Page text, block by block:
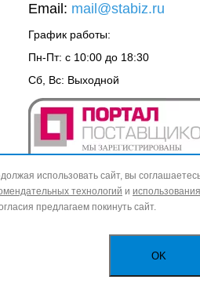
Email: mail@stabiz.ru
График работы:
Пн-Пт: с 10:00 до 18:30
Сб, Вс: Выходной
использовать сайт, вы
технологий и
предлагаем покинуть сайт.
OK